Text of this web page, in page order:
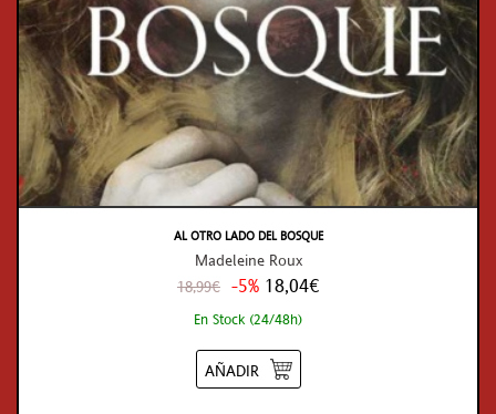
AL OTRO LADO DEL BOSQUE
Madeleine Roux
18,99€ -5% 18,04€
En Stock (24/48h)
AÑADIR